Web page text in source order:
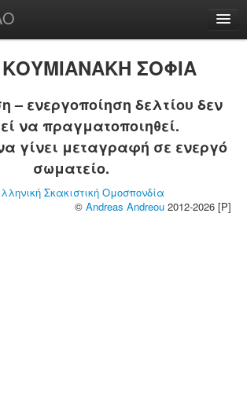
ΚΟΥΜΙΑΝΑΚΗ ΣΟΦΙΑ
– ενεργοποίηση δελτίου δεν
να πραγματοποιηθεί.
γίνει μεταγραφή σε ενεργό
σωματείο.
Σκακιστική Ομοσπονδία
© Andreas Andreou 2012-2026 [P]